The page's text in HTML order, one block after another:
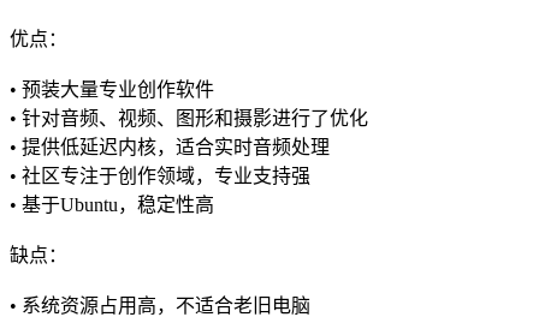
优点：
• 预装大量专业创作软件
• 针对音频、视频、图形和摄影进行了优化
• 提供低延迟内核，适合实时音频处理
• 社区专注于创作领域，专业支持强
• 基于Ubuntu，稳定性高
缺点：
• 系统资源占用高，不适合老旧电脑